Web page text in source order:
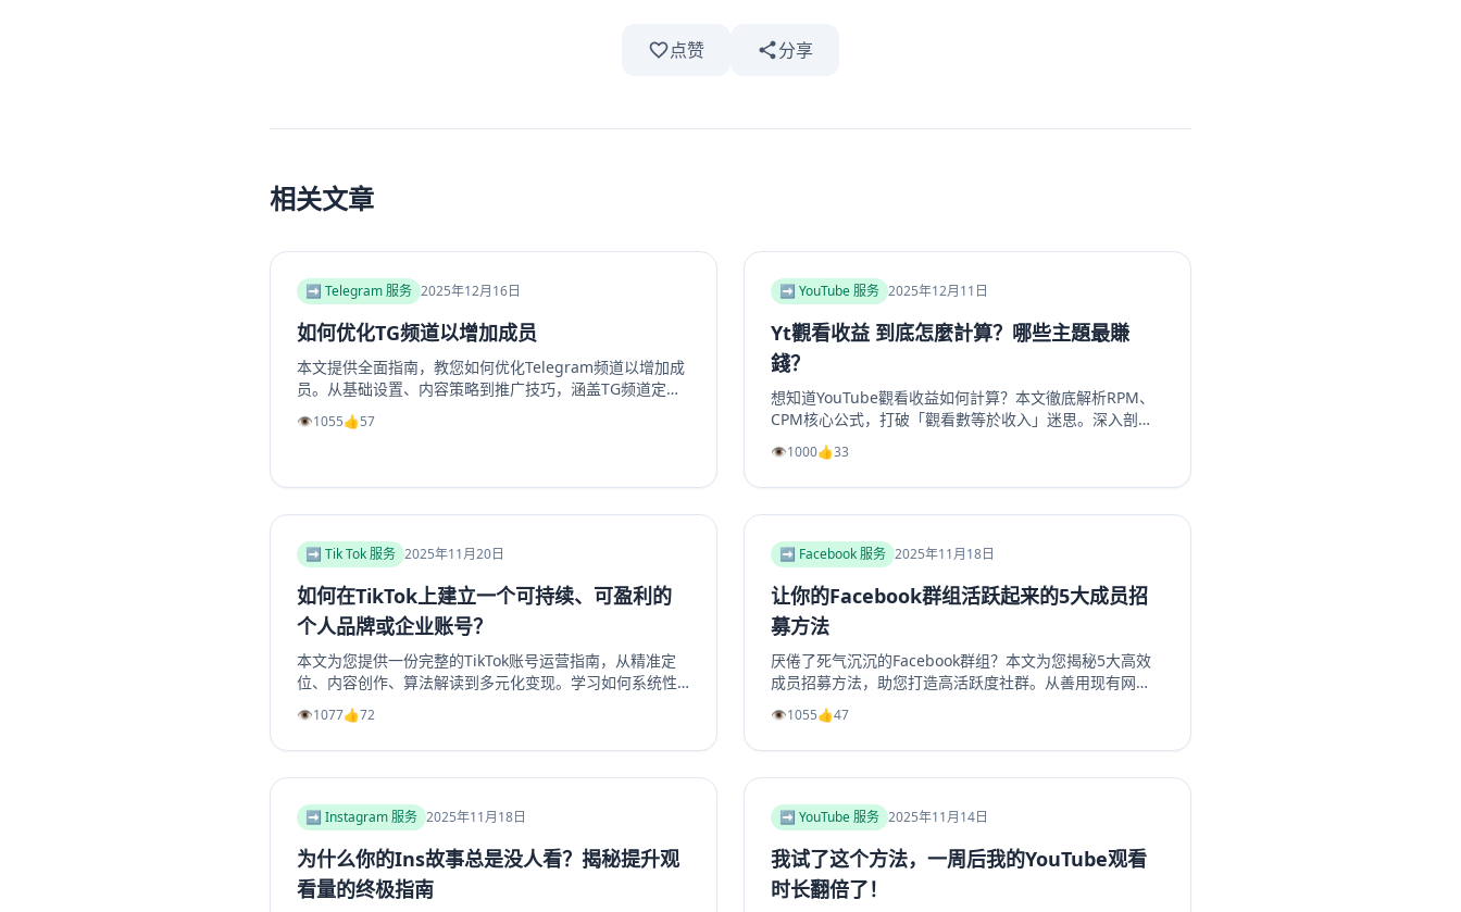
点赞 分享
相关文章
➡️ Telegram 服务 2025年12月16日
如何优化TG频道以增加成员
本文提供全面指南，教您如何优化Telegram频道以增加成
员。从基础设置、内容策略到推广技巧，涵盖TG频道定
位、高质量帖子创建、内外推广方法及互动留存策略，帮
助提升频道影响力和成员增长。包括实用SEO建议和专业
👁️1055👍57
➡️ YouTube 服务 2025年12月11日
Yt觀看收益 到底怎麼計算？哪些主題最賺
錢？
想知道YouTube觀看收益如何計算？本文徹底解析RPM、
CPM核心公式，打破「觀看數等於收入」迷思。深入剖析
2025年最具「錢」景的五大內容主題，如金融投資、科技
評測為何CPM最高。更提供超越廣告的多元變現策略，從
頻道會員到品牌合作一次掌握。無論是新手創作者或想優
你的YouTube视频收益！
👁️1000👍33
➡️ Tik Tok 服务 2025年11月20日
如何在TikTok上建立一个可持续、可盈利的
个人品牌或企业账号？
本文为您提供一份完整的TikTok账号运营指南，从精准定
位、内容创作、算法解读到多元化变现。学习如何系统性
地构建一个具有持久生命力和盈利能力的TikTok个人品牌
或企业账号，避免常见陷阱，实现商业增长。掌握核心策
略，玩转TikTok营销。
👁️1077👍72
➡️ Facebook 服务 2025年11月18日
让你的Facebook群组活跃起来的5大成员招
募方法
厌倦了死气沉沉的Facebook群组？本文为您揭秘5大高效
成员招募方法，助您打造高活跃度社群。从善用现有网
络、优化群组资料，到利用Facebook生态系统内部引流、
创造高价值内容，再到策划专属活动，我们提供一步步的
实操指南。学习如何将精准用户转化为活跃成员，彻底解
组重现生机与活力。立即阅读，开启您的社群繁荣之路！
👁️1055👍47
➡️ Instagram 服务 2025年11月18日
为什么你的Ins故事总是没人看？揭秘提升观
看量的终极指南
➡️ YouTube 服务 2025年11月14日
我试了这个方法，一周后我的YouTube观看
时长翻倍了！